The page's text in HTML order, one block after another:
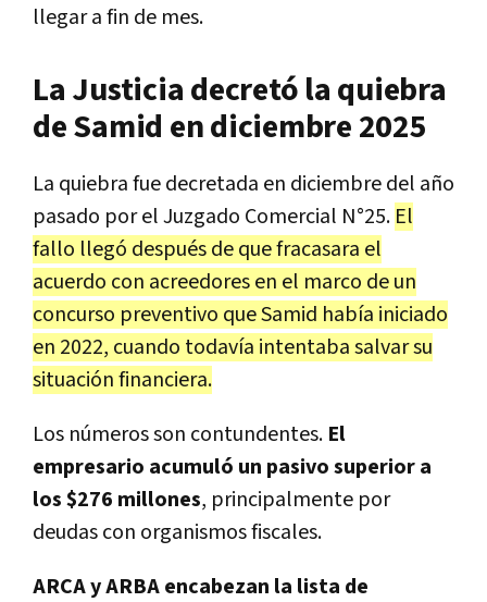
llegar a fin de mes.
La Justicia decretó la quiebra
de Samid en diciembre 2025
La quiebra fue decretada en diciembre del año
pasado por el Juzgado Comercial N°25. El
fallo llegó después de que fracasara el
acuerdo con acreedores en el marco de un
concurso preventivo que Samid había iniciado
en 2022, cuando todavía intentaba salvar su
situación financiera.
Los números son contundentes. El
empresario acumuló un pasivo superior a
los $276 millones, principalmente por
deudas con organismos fiscales.
ARCA y ARBA encabezan la lista de